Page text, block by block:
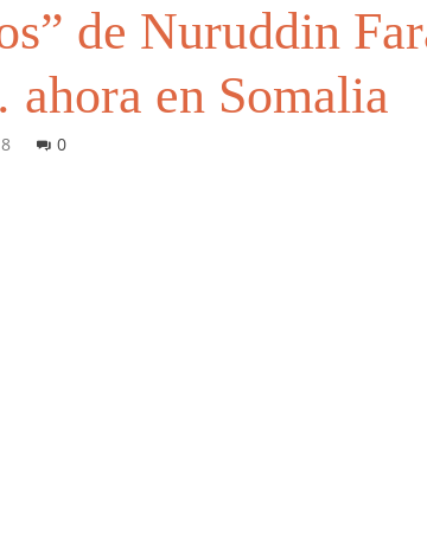
de Nuruddin
en Somalia
0